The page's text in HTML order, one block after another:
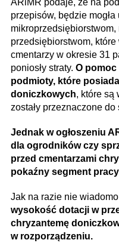
przepisów, będzie
mikroprzedsiębiorstwom,
przedsiębiorstwom,
cmentarzy w okresie 31
poniosły straty. O pomoc
podmioty, które
doniczkowych, które są
zostały przeznaczone
Jednak w ogłoszeniu
dla ogrodników czy
przed cmentarzami
pokaźny segment
Jak na razie nie
wysokość dotacji w
chryzantemę
w rozporządzeniu.